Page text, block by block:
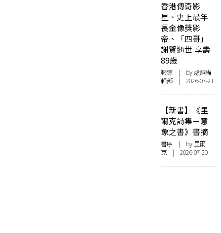
香港傳奇影
星、史上最年
長金像獎影
帝、「四哥」
謝賢逝世 享壽
89歲
報導 | by 虛詞編
輯部 | 2026-07-21
【新書】《里
爾克詩集－意
象之書》書摘
書序 | by 里爾
克 | 2026-07-20